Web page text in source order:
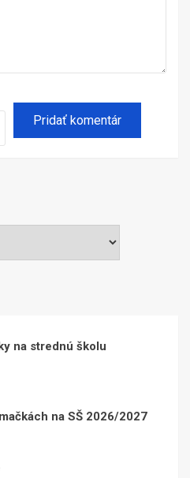
na strednú školu
na SŠ 2026/2027